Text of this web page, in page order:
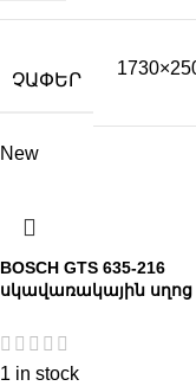
ՉԱՓԵՐ
New
BOSCH GTS 635-216
սկավառակային սղոց
1 in stock